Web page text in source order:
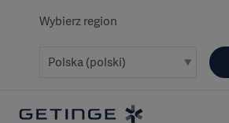
Wybierz region